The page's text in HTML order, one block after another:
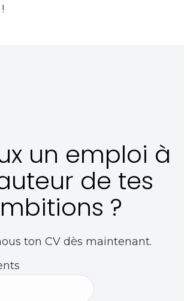
un emploi à
de tes
?
ton CV dès maintenant.